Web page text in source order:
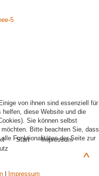
Start
Impressum
^
von ihnen sind essenziell für
helfen, diese Website und die
Sie können selbst
Bitte beachten Sie, dass
Funktionalitäten der Seite zur
| Impressum